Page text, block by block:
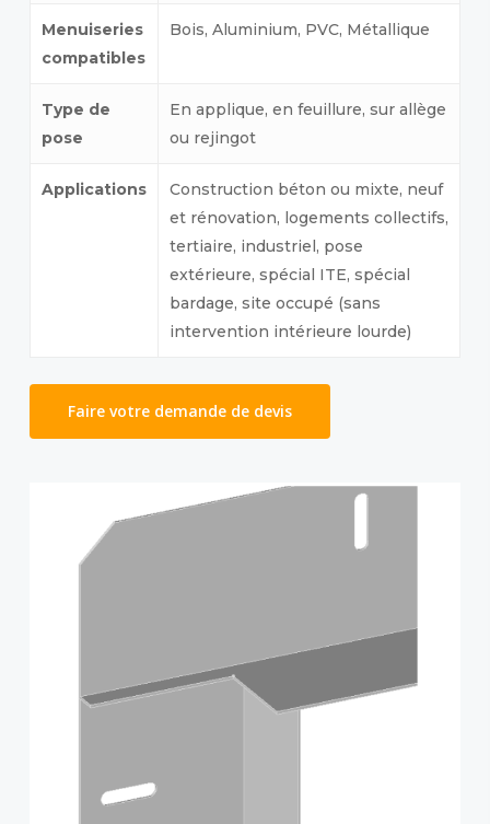
Menuiseries
compatibles
Bois, Aluminium, PVC, Métallique
Type de
pose
En applique, en feuillure, sur allège
ou rejingot
Applications
Construction béton ou mixte, neuf
et rénovation, logements collectifs,
tertiaire, industriel, pose
extérieure, spécial ITE, spécial
bardage, site occupé (sans
intervention intérieure lourde)
Faire votre demande de devis